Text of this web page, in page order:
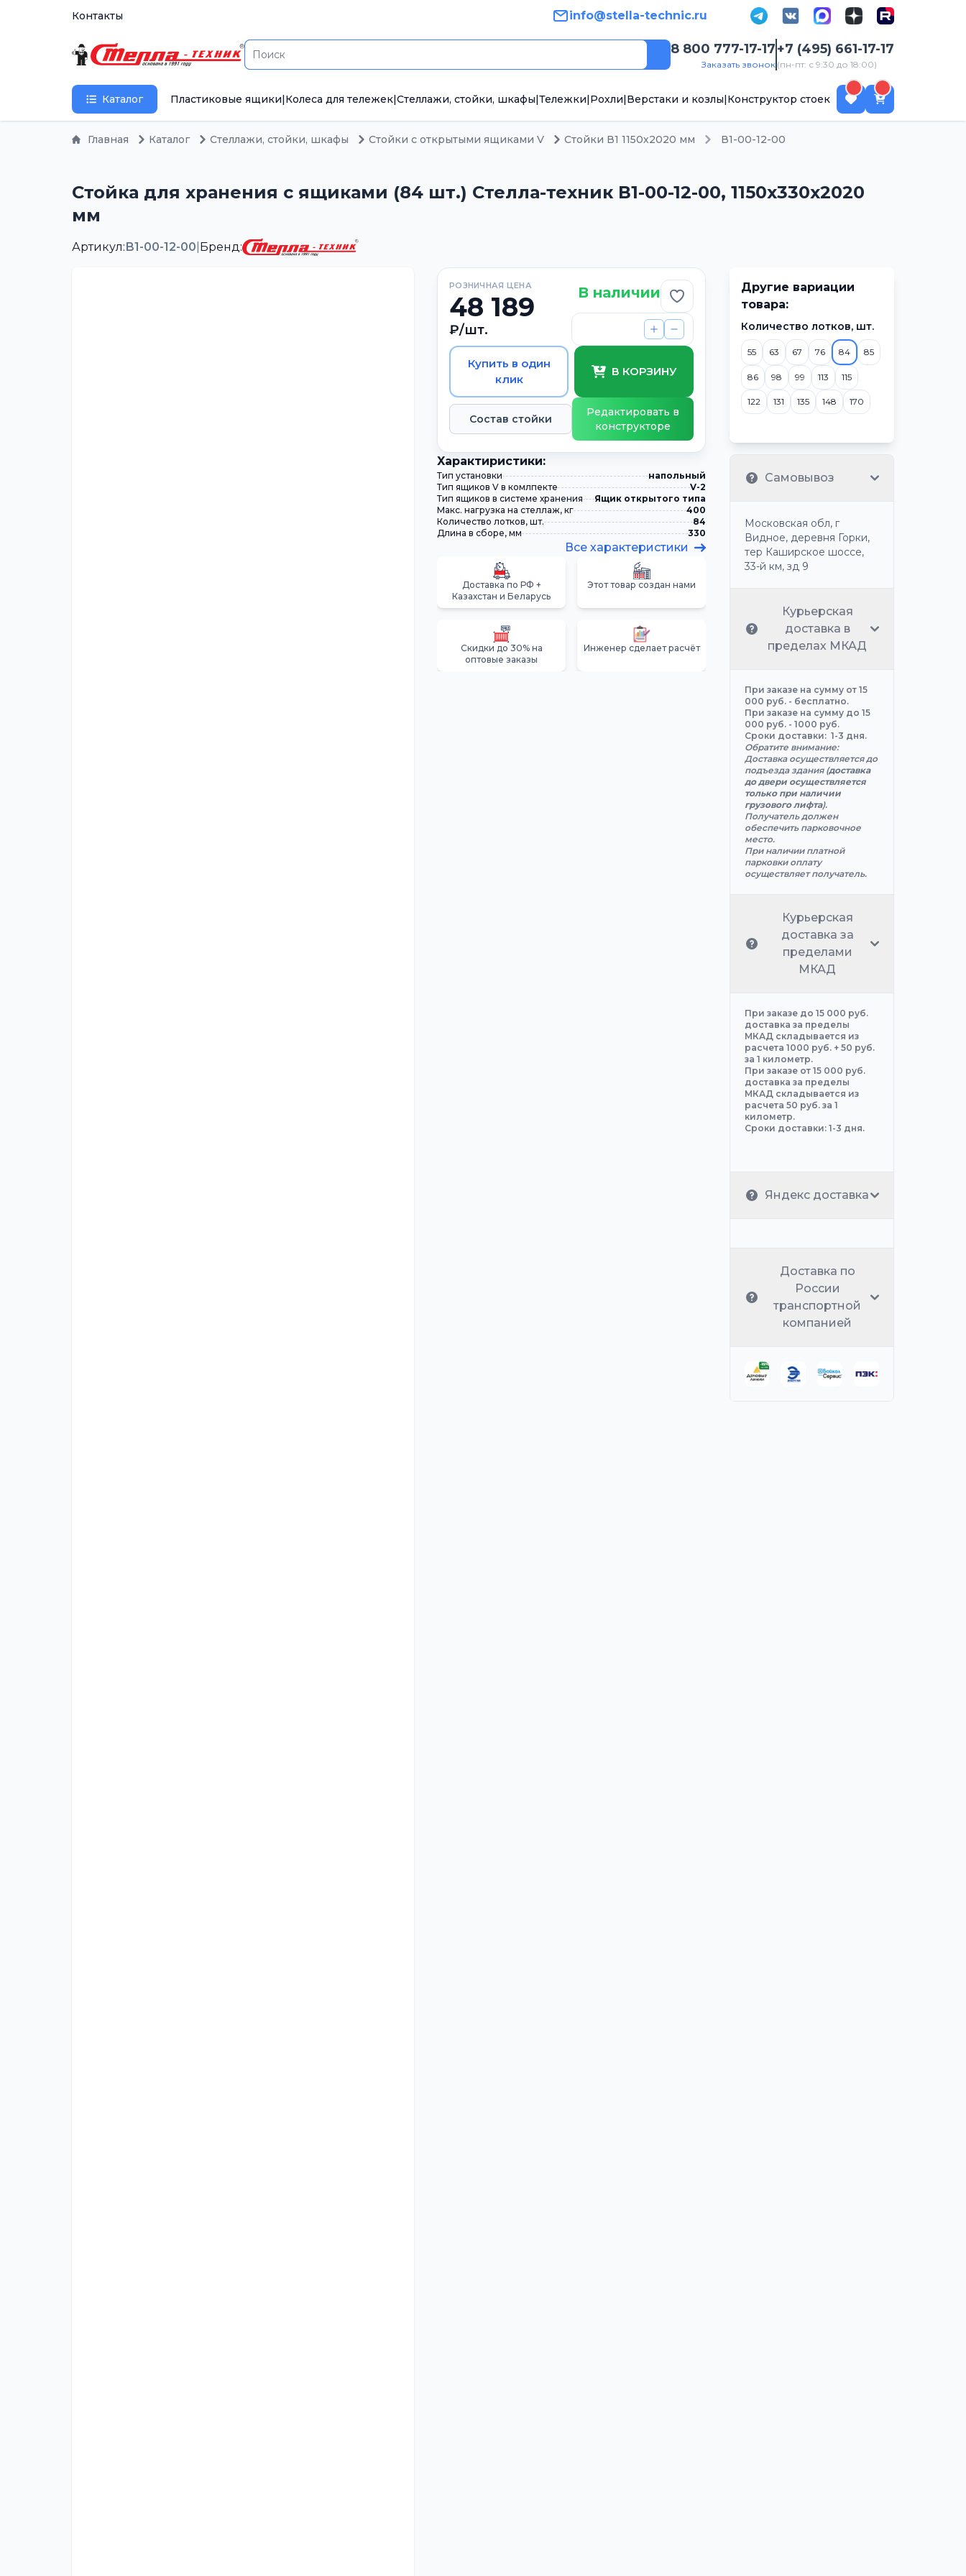
Контакты info@stella-technic.ru
8 800 777-17-17
Заказать звонок
+7 (495) 661-17-17
(пн-пт: с 9:30 до 18:00)
Каталог Пластиковые ящики|Колеса для тележек|Стеллажи, стойки, шкафы|Тележки|Рохли|Верстаки и козлы|Конструктор стоек
Главная Каталог Стеллажи, стойки, шкафы Стойки с открытыми ящиками V Стойки В1 1150х2020 мм В1-00-12-00
Стойка для хранения с ящиками (84 шт.) Стелла-техник В1-00-12-00, 1150х330х2020
мм
Артикул:В1-00-12-00 Бренд:
РОЗНИЧНАЯ ЦЕНА
48 189
₽/шт.
В наличии Добавить в избранное
Купить в один
клик
В КОРЗИНУ
Состав стойки
Редактировать в
конструкторе
Xарактиристики:
Тип установки
напольный
Тип ящиков V в комлпекте
V-2
Тип ящиков в системе хранения
Ящик открытого типа
Макс. нагрузка на стеллаж, кг
400
Количество лотков, шт.
84
Длина в сборе, мм
330
Все характеристики
Доставка по РФ +
Казахстан и Беларусь
Этот товар создан нами
Скидки до 30% на
оптовые заказы
Инженер сделает расчёт
Другие вариации
товара:
Количество лотков, шт.
55 63 67 76 84 85
86 98 99 113 115
122 131 135 148 170
Самовывоз
Московская обл, г
Видное, деревня Горки,
тер Каширское шоссе,
33-й км, зд 9
Курьерская
доставка в
пределах МКАД
При заказе на сумму от 15
000 руб. - бесплатно.
При заказе на сумму до 15
000 руб. - 1000 руб.
Сроки доставки: 1-3 дня.
Обратите внимание:
Доставка осуществляется до
подъезда здания (доставка
до двери осуществляется
только при наличии
грузового лифта).
Получатель должен
обеспечить парковочное
место.
При наличии платной
парковки оплату
осуществляет получатель.
Курьерская
доставка за
пределами
МКАД
При заказе до 15 000 руб.
доставка за пределы
МКАД складывается из
расчета 1000 руб. + 50 руб.
за 1 километр.
При заказе от 15 000 руб.
доставка за пределы
МКАД складывается из
расчета 50 руб. за 1
километр.
Сроки доставки: 1-3 дня.
Яндекс доставка
Доставка по
России
транспортной
компанией